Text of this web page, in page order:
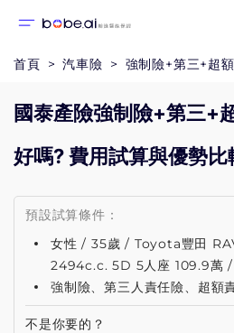
首頁 汽車險 強制險+第三+超
國泰產險強制險+第三+
好嗎? 費用試算與優勢比
預設試算條件：
女性 / 35歲 / Toyota豐田
2494c.c. 5D 5人座 109.9萬 /
強制險、第三人責任險、超額
不是你要的？